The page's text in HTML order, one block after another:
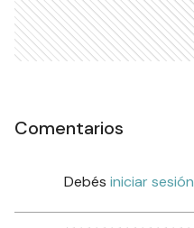
Comentarios
Debés iniciar sesión